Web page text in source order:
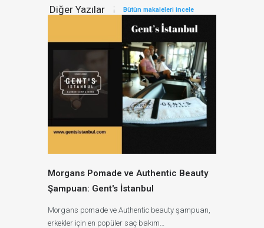
Diğer Yazılar Bütün makaleleri incele
Morgans Pomade ve Authentic Beauty
Şampuan: Gent's İstanbul
Morgans pomade ve Authentic beauty şampuan,
erkekler için en popüler saç bakım…